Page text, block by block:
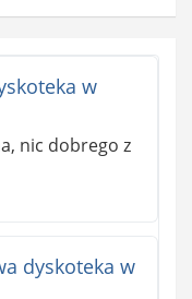
w
nic dobrego z
dyskoteka w